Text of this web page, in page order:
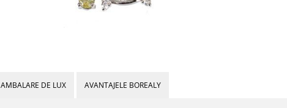
AMBALARE DE LUX AVANTAJELE BOREALY